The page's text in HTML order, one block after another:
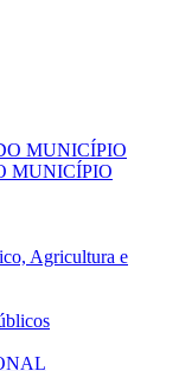
MUNICÍPIO
MUNICÍPIO
Agricultura e